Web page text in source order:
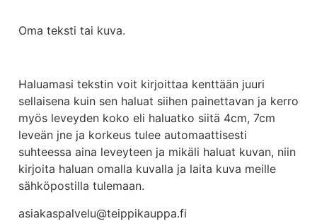
Oma teksti tai kuva.
Haluamasi tekstin voit kirjoittaa kenttään juuri
sellaisena kuin sen haluat siihen painettavan ja kerro
myös leveyden koko eli haluatko siitä 4cm, 7cm
leveän jne ja korkeus tulee automaattisesti
suhteessa aina leveyteen ja mikäli haluat kuvan, niin
kirjoita haluan omalla kuvalla ja laita kuva meille
sähköpostilla tulemaan.
asiakaspalvelu@teippikauppa.fi